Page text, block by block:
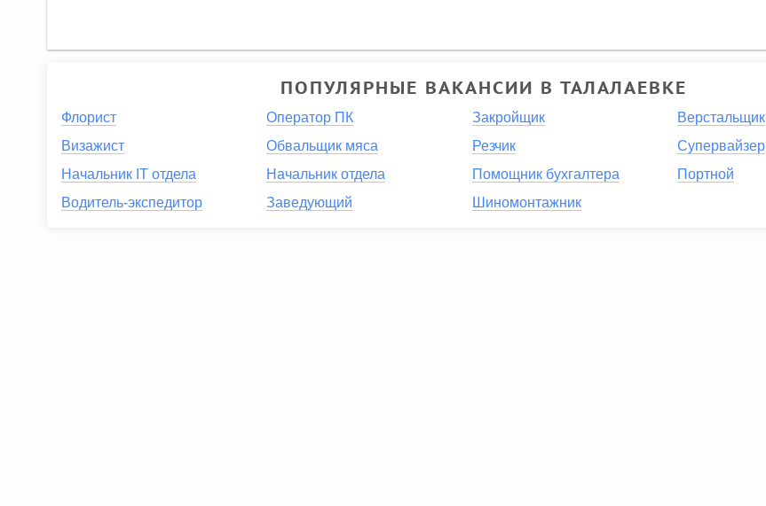
ПОПУЛЯРНЫЕ ВАКАНСИИ В ТАЛАЛАЕВКЕ
Флорист Оператор ПК Закройщик
Верстальщик
Визажист
Обвальщик мяса Резчик
Супервайзер
Начальник IT отдела
Начальник отдела Помощник бухгалтера
Портной
Водитель-экспедитор
Заведующий Шиномонтажник